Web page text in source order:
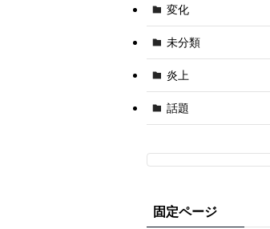
変化
未分類
炎上
話題
固定ページ